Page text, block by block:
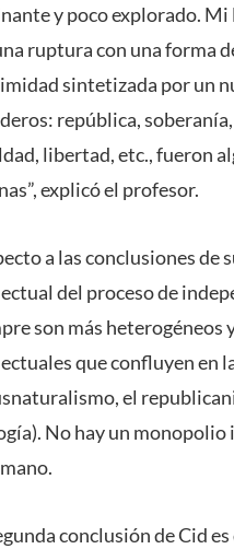
y poco explorado.
ruptura con una forma
sintetizada por un
república,
libertad, etc., fueron
explicó el profesor.
a las conclusiones de
del proceso de
son más heterogéneos
que confluyen en
el
No hay un monopolio
conclusión de Cid